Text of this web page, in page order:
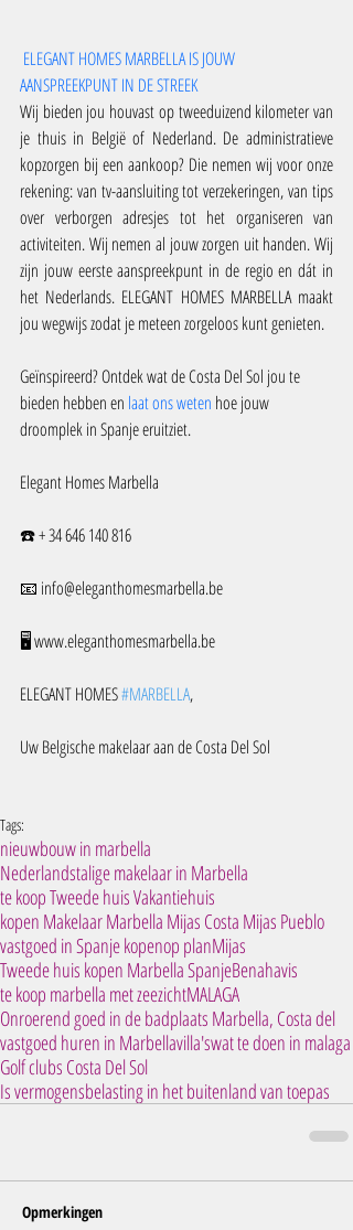
ELEGANT HOMES MARBELLA IS JOUW
AANSPREEKPUNT IN DE STREEK
Wij bieden jou houvast op tweeduizend kilometer van
je thuis in België of Nederland. De administratieve
kopzorgen bij een aankoop? Die nemen wij voor onze
rekening: van tv-aansluiting tot verzekeringen, van tips
over verborgen adresjes tot het organiseren van
activiteiten. Wij nemen al jouw zorgen uit handen. Wij
zijn jouw eerste aanspreekpunt in de regio en dát in
het Nederlands. ELEGANT HOMES MARBELLA maakt
jou wegwijs zodat je meteen zorgeloos kunt genieten.
Geïnspireerd? Ontdek wat de Costa Del Sol jou te
bieden hebben en laat ons weten hoe jouw
droomplek in Spanje eruitziet.
Elegant Homes Marbella
☎️ + 34 646 140 816
📧 info@eleganthomesmarbella.be
🖥️ www.eleganthomesmarbella.be
ELEGANT HOMES #MARBELLA,
Uw Belgische makelaar aan de Costa Del Sol
Tags:
nieuwbouw in marbella
Nederlandstalige makelaar in Marbella
te koop Tweede huis Vakantiehuis
kopen Makelaar Marbella Mijas Costa Mijas Pueblo
vastgoed in Spanje kopenop planMijas
Tweede huis kopen Marbella SpanjeBenahavis
te koop marbella met zeezichtMALAGA
Onroerend goed in de badplaats Marbella, Costa del
vastgoed huren in Marbellavilla'swat te doen in malaga
Golf clubs Costa Del Sol
Is vermogensbelasting in het buitenland van toepas
Opmerkingen